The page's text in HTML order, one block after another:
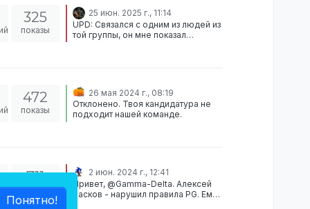
325
показы
25 июн. 2025 г., 11:14
UPD: Связался с одним из людей из
той группы, он мне показал
ошибочно, приношу извинения за
неудобства всем тем, кому ее
выдал
472
показы
26 мая 2024 г., 08:19
Отклонено. Твоя кандидатура не
подходит нашей команде.
711
показы
2 июн. 2024 г., 12:41
Привет, @Gamma-Delta. Алексей
Басков - нарушил правила PG. Ему
Понятно!